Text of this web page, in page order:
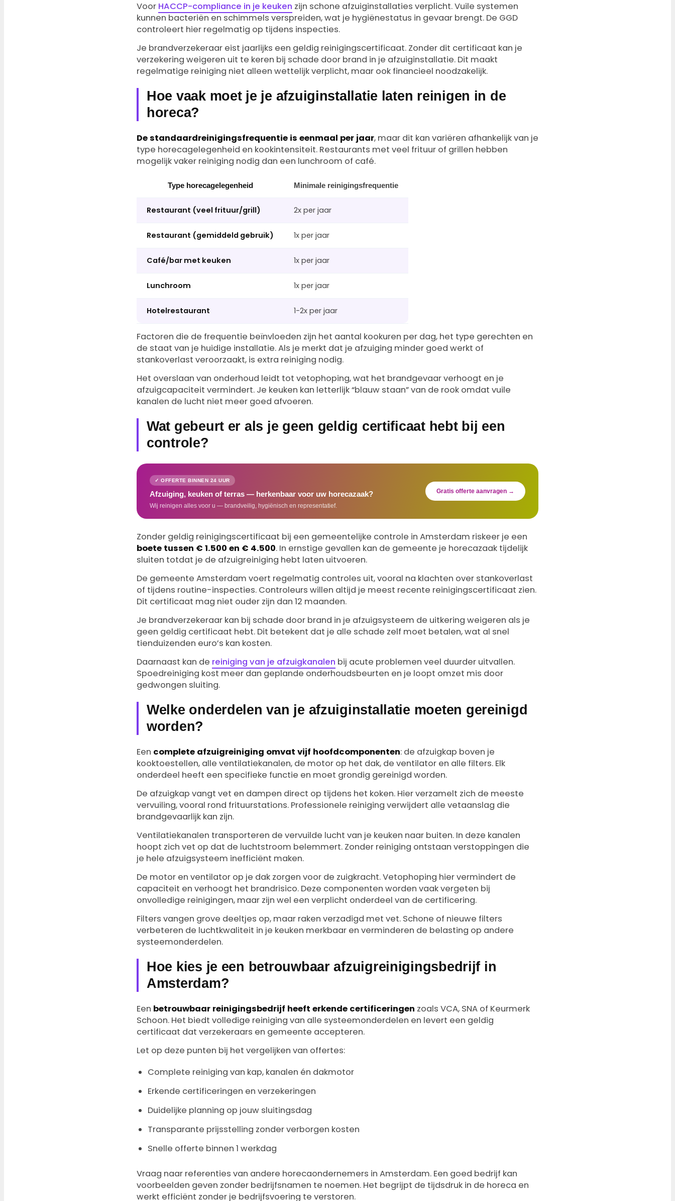
Voor HACCP-compliance in je keuken zijn schone afzuiginstallaties verplicht. Vuile systemen
kunnen bacteriën en schimmels verspreiden, wat je hygiënestatus in gevaar brengt. De GGD
controleert hier regelmatig op tijdens inspecties.
Je brandverzekeraar eist jaarlijks een geldig reinigingscertificaat. Zonder dit certificaat kan je
verzekering weigeren uit te keren bij schade door brand in je afzuiginstallatie. Dit maakt
regelmatige reiniging niet alleen wettelijk verplicht, maar ook financieel noodzakelijk.
Hoe vaak moet je je afzuiginstallatie laten reinigen in de
horeca?
De standaardreinigingsfrequentie is eenmaal per jaar, maar dit kan variëren afhankelijk van je
type horecagelegenheid en kookintensiteit. Restaurants met veel frituur of grillen hebben
mogelijk vaker reiniging nodig dan een lunchroom of café.
Type horecagelegenheid Minimale reinigingsfrequentie
Restaurant (veel frituur/grill) 2x per jaar
Restaurant (gemiddeld gebruik) 1x per jaar
Café/bar met keuken 1x per jaar
Lunchroom 1x per jaar
Hotelrestaurant 1-2x per jaar
Factoren die de frequentie beïnvloeden zijn het aantal kookuren per dag, het type gerechten en
de staat van je huidige installatie. Als je merkt dat je afzuiging minder goed werkt of
stankoverlast veroorzaakt, is extra reiniging nodig.
Het overslaan van onderhoud leidt tot vetophoping, wat het brandgevaar verhoogt en je
afzuigcapaciteit vermindert. Je keuken kan letterlijk “blauw staan” van de rook omdat vuile
kanalen de lucht niet meer goed afvoeren.
Wat gebeurt er als je geen geldig certificaat hebt bij een
controle?
✓ OFFERTE BINNEN 24 UUR
Afzuiging, keuken of terras — herkenbaar voor uw horecazaak?
Wij reinigen alles voor u — brandveilig, hygiënisch en representatief.
Gratis offerte aanvragen →
Zonder geldig reinigingscertificaat bij een gemeentelijke controle in Amsterdam riskeer je een
boete tussen € 1.500 en € 4.500. In ernstige gevallen kan de gemeente je horecazaak tijdelijk
sluiten totdat je de afzuigreiniging hebt laten uitvoeren.
De gemeente Amsterdam voert regelmatig controles uit, vooral na klachten over stankoverlast
of tijdens routine-inspecties. Controleurs willen altijd je meest recente reinigingscertificaat zien.
Dit certificaat mag niet ouder zijn dan 12 maanden.
Je brandverzekeraar kan bij schade door brand in je afzuigsysteem de uitkering weigeren als je
geen geldig certificaat hebt. Dit betekent dat je alle schade zelf moet betalen, wat al snel
tienduizenden euro’s kan kosten.
Daarnaast kan de reiniging van je afzuigkanalen bij acute problemen veel duurder uitvallen.
Spoedreiniging kost meer dan geplande onderhoudsbeurten en je loopt omzet mis door
gedwongen sluiting.
Welke onderdelen van je afzuiginstallatie moeten gereinigd
worden?
Een complete afzuigreiniging omvat vijf hoofdcomponenten: de afzuigkap boven je
kooktoestellen, alle ventilatiekanalen, de motor op het dak, de ventilator en alle filters. Elk
onderdeel heeft een specifieke functie en moet grondig gereinigd worden.
De afzuigkap vangt vet en dampen direct op tijdens het koken. Hier verzamelt zich de meeste
vervuiling, vooral rond frituurstations. Professionele reiniging verwijdert alle vetaanslag die
brandgevaarlijk kan zijn.
Ventilatiekanalen transporteren de vervuilde lucht van je keuken naar buiten. In deze kanalen
hoopt zich vet op dat de luchtstroom belemmert. Zonder reiniging ontstaan verstoppingen die
je hele afzuigsysteem inefficiënt maken.
De motor en ventilator op je dak zorgen voor de zuigkracht. Vetophoping hier vermindert de
capaciteit en verhoogt het brandrisico. Deze componenten worden vaak vergeten bij
onvolledige reinigingen, maar zijn wel een verplicht onderdeel van de certificering.
Filters vangen grove deeltjes op, maar raken verzadigd met vet. Schone of nieuwe filters
verbeteren de luchtkwaliteit in je keuken merkbaar en verminderen de belasting op andere
systeemonderdelen.
Hoe kies je een betrouwbaar afzuigreinigingsbedrijf in
Amsterdam?
Een betrouwbaar reinigingsbedrijf heeft erkende certificeringen zoals VCA, SNA of Keurmerk
Schoon. Het biedt volledige reiniging van alle systeemonderdelen en levert een geldig
certificaat dat verzekeraars en gemeente accepteren.
Let op deze punten bij het vergelijken van offertes:
Complete reiniging van kap, kanalen én dakmotor
Erkende certificeringen en verzekeringen
Duidelijke planning op jouw sluitingsdag
Transparante prijsstelling zonder verborgen kosten
Snelle offerte binnen 1 werkdag
Vraag naar referenties van andere horecaondernemers in Amsterdam. Een goed bedrijf kan
voorbeelden geven zonder bedrijfsnamen te noemen. Het begrijpt de tijdsdruk in de horeca en
werkt efficiënt zonder je bedrijfsvoering te verstoren.